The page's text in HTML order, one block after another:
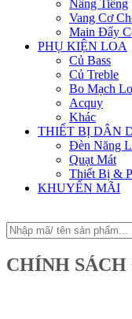
Nâng Tiếng
Vang Cơ
Main Đẩy
PHỤ KIỆN LOA
Củ Bass
Củ Treble
Bo Mạch
Acquy
Khác
THIẾT BỊ DÂN
Đèn Năng
Quạt Mát
Thiết Bị &
KHUYẾN MÃI
CHÍNH